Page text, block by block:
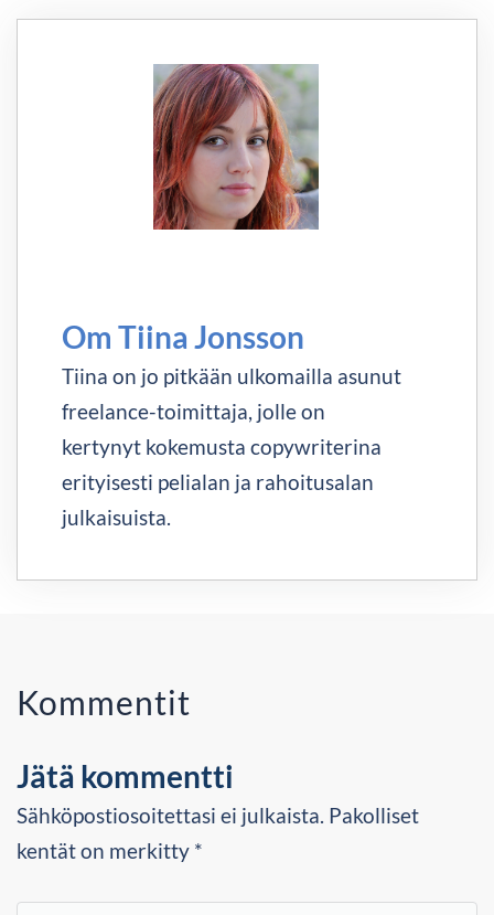
Om Tiina Jonsson
Tiina on jo pitkään ulkomailla asunut
freelance-toimittaja, jolle on
kertynyt kokemusta copywriterina
erityisesti pelialan ja rahoitusalan
julkaisuista.
Kommentit
Jätä kommentti
Sähköpostiosoitettasi ei julkaista. Pakolliset
kentät on merkitty *